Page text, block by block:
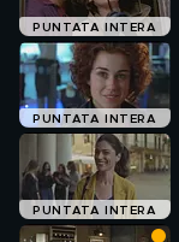
PUNTATA INTERA
PUNTATA INTERA
PUNTATA INTERA